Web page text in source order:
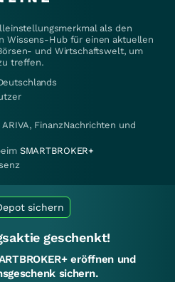
als den
Wissens-Hub für einen aktuellen
und Wirtschaftswelt, um
treffen.
FinanzNachrichten und
SMARTBROKER+
sichern
geschenkt!
eröffnen und
sichern.